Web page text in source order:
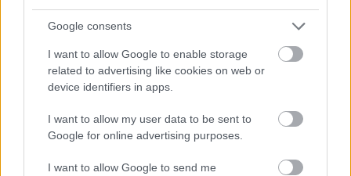
Google consents
I want to allow Google to enable storage
related to advertising like cookies on web or
device identifiers in apps.
I want to allow my user data to be sent to
Google for online advertising purposes.
I want to allow Google to send me
Α1 ΓΥΝΑΙΚΩΝ 27/01/2017
Με αμείωτο ρυθμό συνεχίζεται το Σάββατο (28/1) το πιο
όμορφο πρωτάθλημα της Α1 γυναικών, με πέντε
του Σαββάτου απουσιάζει το μεγάλο ντέρμπι.